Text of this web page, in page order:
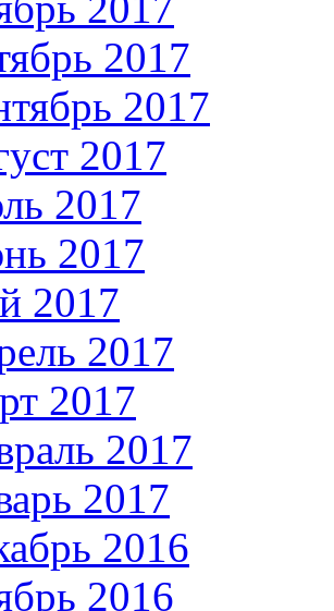
2017
2017
2017
2017
2017
2017
2017
2017
2017
2017
2016
2016